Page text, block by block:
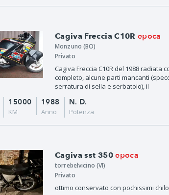
Cagiva Freccia C10R epoca
Monzuno (BO)
Privato
Cagiva Freccia C10R del 1988 radiata
completo, alcune parti mancanti
serratura di sella e serbatoio), il
1988
Anno
15000
KM
N. D.
Potenza
Cagiva sst 350 epoca
torrebelvicino (VI)
Privato
ottimo conservato con pochissimi